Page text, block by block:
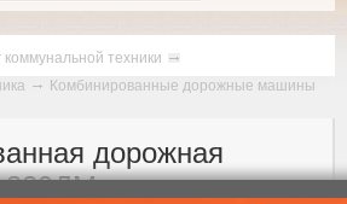
коммунальной техники
Комбинированные дорожные машины
дорожная